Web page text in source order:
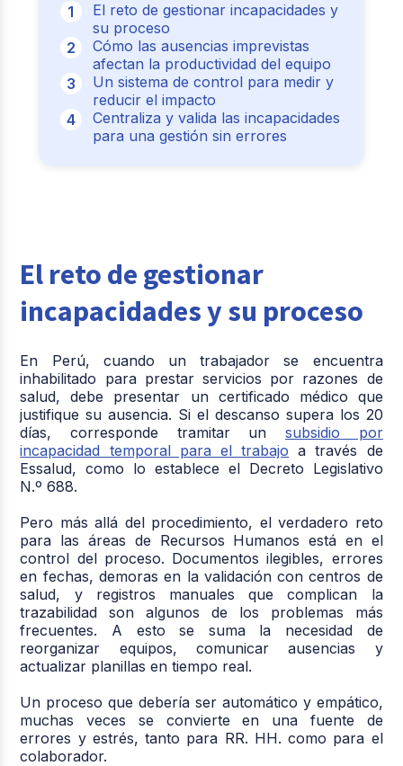
El reto de gestionar incapacidades y
su proceso
Cómo las ausencias imprevistas
afectan la productividad del equipo
Un sistema de control para medir y
reducir el impacto
Centraliza y valida las incapacidades
para una gestión sin errores
El reto de gestionar
incapacidades y su proceso
En Perú, cuando un trabajador se encuentra
inhabilitado para prestar servicios por razones de
salud, debe presentar un certificado médico que
justifique su ausencia. Si el descanso supera los 20
días, corresponde tramitar un subsidio por
incapacidad temporal para el trabajo a través de
Essalud, como lo establece el Decreto Legislativo
N.º 688.
Pero más allá del procedimiento, el verdadero reto
para las áreas de Recursos Humanos está en el
control del proceso. Documentos ilegibles, errores
en fechas, demoras en la validación con centros de
salud, y registros manuales que complican la
trazabilidad son algunos de los problemas más
frecuentes. A esto se suma la necesidad de
reorganizar equipos, comunicar ausencias y
actualizar planillas en tiempo real.
Un proceso que debería ser automático y empático,
muchas veces se convierte en una fuente de
errores y estrés, tanto para RR. HH. como para el
colaborador.